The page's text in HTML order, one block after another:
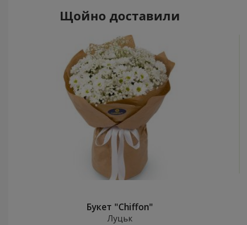
Щойно доставили
Букет "Chiffon"
Луцьк